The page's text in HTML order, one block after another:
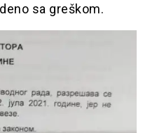
sa greškom.